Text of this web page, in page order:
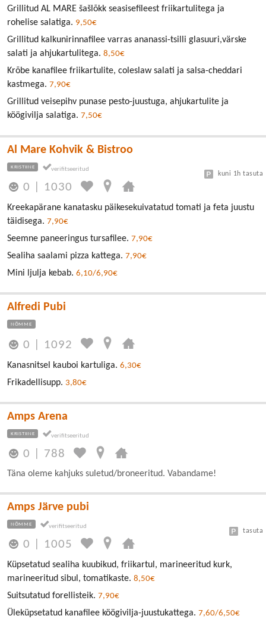
Grillitud AL MARE šašlõkk seasisefileest friikartulitega ja
rohelise salatiga. 9,50€
Grillitud kalkunirinnafilee varras ananassi-tsilli glasuuri,värske
salati ja ahjukartulitega. 8,50€
Krõbe kanafilee friikartulite, coleslaw salati ja salsa-cheddari
kastmega. 7,90€
Grillitud veisepihv punase pesto-juustuga, ahjukartulite ja
köögivilja salatiga. 7,50€
Al Mare Kohvik & Bistroo
KRISTIINE
0 1030
kuni 1h tasuta
Kreekapärane kanatasku päikesekuivatatud tomati ja feta juustu
täidisega. 7,90€
Seemne paneeringus tursafilee. 7,90€
Sealiha saalami pizza kattega. 7,90€
Mini ljulja kebab. 6,10/6,90€
Alfredi Pubi
NÕMME
0 1092
Kanasnitsel kauboi kartuliga. 6,30€
Frikadellisupp. 3,80€
Amps Arena
KRISTIINE
0 788
Täna oleme kahjuks suletud/broneeritud. Vabandame!
Amps Järve pubi
NÕMME
0 1005
tasuta
Küpsetatud sealiha kuubikud, friikartul, marineeritud kurk,
marineeritud sibul, tomatikaste. 8,50€
Suitsutatud forellisteik. 7,90€
Üleküpsetatud kanafilee köögivilja-juustukattega. 7,60/6,50€